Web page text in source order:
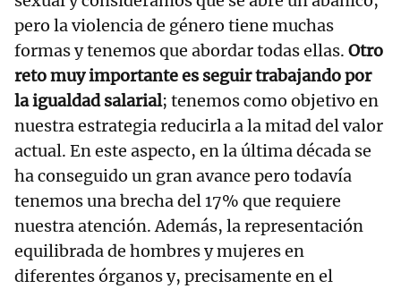
pero la violencia de género tiene muchas
formas y tenemos que abordar todas ellas. Otro
reto muy importante es seguir trabajando por
la igualdad salarial; tenemos como objetivo en
nuestra estrategia reducirla a la mitad del valor
actual. En este aspecto, en la última década se
ha conseguido un gran avance pero todavía
tenemos una brecha del 17% que requiere
nuestra atención. Además, la representación
equilibrada de hombres y mujeres en
diferentes órganos y, precisamente en el